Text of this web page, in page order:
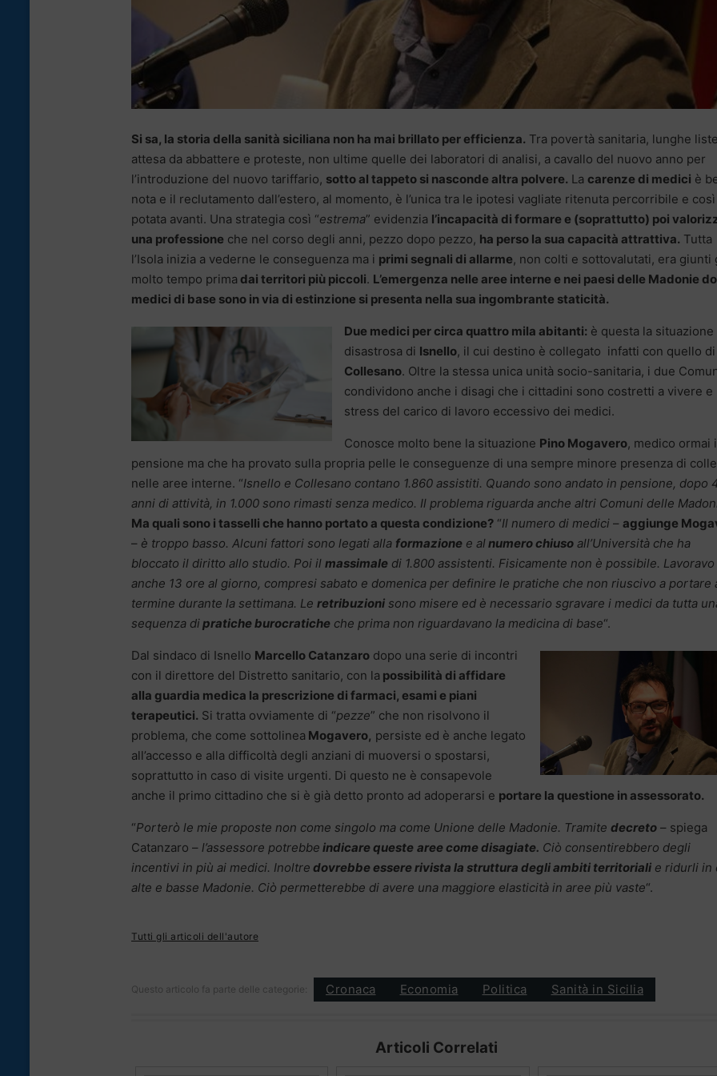
Si sa, la storia della sanità siciliana non ha mai brillato per efficienza. Tra povertà sanitaria, lunghe
attesa da abbattere e proteste, non ultime quelle dei laboratori di analisi, a cavallo del nuovo anno per
l’introduzione del nuovo tariffario, sotto al tappeto si nasconde altra polvere. La carenze di medici è
nota e il reclutamento dall’estero, al momento, è l’unica tra le ipotesi vagliate ritenuta percorribile e così
potata avanti. Una strategia così “estrema” evidenzia l’incapacità di formare e (soprattutto) poi
una professione che nel corso degli anni, pezzo dopo pezzo, ha perso la sua capacità attrattiva. Tutta
l’Isola inizia a vederne le conseguenza ma i primi segnali di allarme, non colti e sottovalutati, era giunti
molto tempo prima dai territori più piccoli. L’emergenza nelle aree interne e nei paesi delle Madonie
medici di base sono in via di estinzione si presenta nella sua ingombrante staticità.
Due medici per circa quattro mila abitanti: è questa la situazione
disastrosa di Isnello, il cui destino è collegato infatti con quello di
Collesano. Oltre la stessa unica unità socio-sanitaria, i due
condividono anche i disagi che i cittadini sono costretti a vivere e
stress del carico di lavoro eccessivo dei medici.
Conosce molto bene la situazione Pino Mogavero, medico ormai
pensione ma che ha provato sulla propria pelle le conseguenze di una sempre minore presenza di
nelle aree interne. “Isnello e Collesano contano 1.860 assistiti. Quando sono andato in pensione, dopo
anni di attività, in 1.000 sono rimasti senza medico. Il problema riguarda anche altri Comuni delle
Ma quali sono i tasselli che hanno portato a questa condizione? “Il numero di medici – aggiunge
– è troppo basso. Alcuni fattori sono legati alla formazione e alnumero chiuso all’Università che ha
bloccato il diritto allo studio. Poi il massimale di 1.800 assistenti. Fisicamente non è possibile. Lavoravo
anche 13 ore al giorno, compresi sabato e domenica per definire le pratiche che non riuscivo a portare
termine durante la settimana. Le retribuzioni sono misere ed è necessario sgravare i medici da tutta
sequenza dipratiche burocratiche che prima non riguardavano la medicina di base“.
Dal sindaco di Isnello Marcello Catanzaro dopo una serie di incontri
con il direttore del Distretto sanitario, con la possibilità di affidare
alla guardia medica la prescrizione di farmaci, esami e piani
terapeutici. Si tratta ovviamente di “pezze” che non risolvono il
problema, che come sottolinea Mogavero, persiste ed è anche legato
all’accesso e alla difficoltà degli anziani di muoversi o spostarsi,
soprattutto in caso di visite urgenti. Di questo ne è consapevole
anche il primo cittadino che si è già detto pronto ad adoperarsi e portare la questione in assessorato.
“Porterò le mie proposte non come singolo ma come Unione delle Madonie. Tramite decreto – spiega
Catanzaro – l’assessore potrebbe indicare queste aree come disagiate. Ciò consentirebbero degli
incentivi in più ai medici. Inoltre dovrebbe essere rivista la struttura degli ambiti territoriali e ridurli in
alte e basse Madonie. Ciò permetterebbe di avere una maggiore elasticità in aree più vaste“.
Tutti gli articoli dell'autore
Questo articolo fa parte delle categorie: Cronaca Economia Politica Sanità in Sicilia
Articoli Correlati